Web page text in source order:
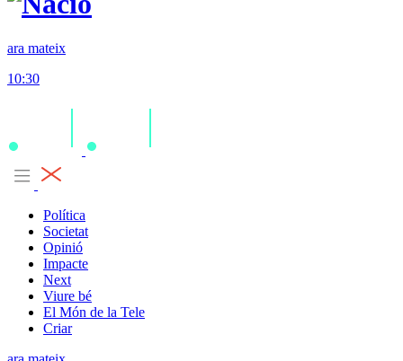
ara mateix
10:30
Política
Societat
Opinió
Impacte
Next
Viure bé
El Món de la Tele
Criar